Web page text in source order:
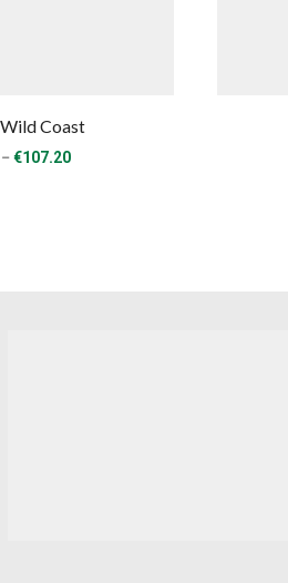
Coast
– €107.20Price